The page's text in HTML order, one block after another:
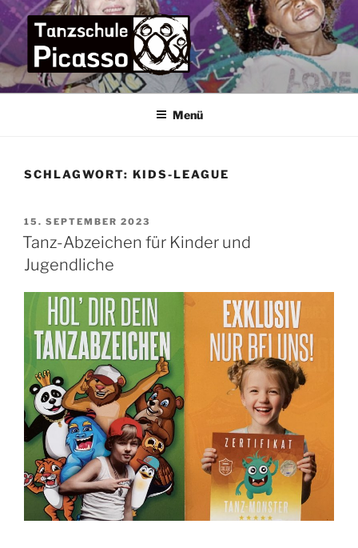
Zum
Inhalt
springen
TANZSCHULE PICASSO
die Tanzschule im Bremer Osten für die ganze Familie –
Menü
SCHLAGWORT: KIDS-LEAGUE
VERÖFFENTLICHT
AM
15. SEPTEMBER 2023
Tanz-Abzeichen für Kinder und
Jugendliche